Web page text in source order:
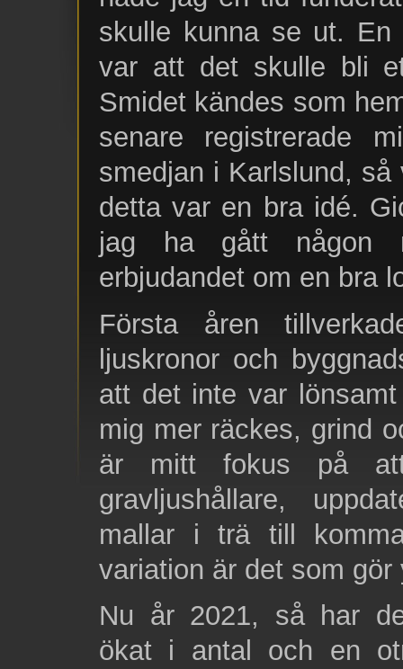
skulle kunna se ut. En
var att det skulle bli
Smidet kändes som
senare registrerade
smedjan i Karlslund,
detta var en bra idé.
jag ha gått någon
erbjudandet om en bra
Första åren
ljuskronor och
att det inte var
mig mer räckes, grind
är mitt fokus på
gravljushållare,
mallar i trä till
variation är det som
Nu år 2021, så har
ökat i antal och en